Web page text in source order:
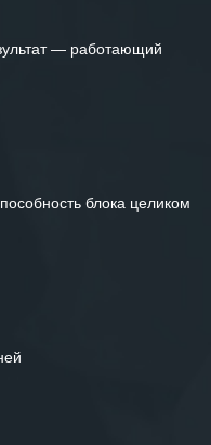
— работающий
блока целиком